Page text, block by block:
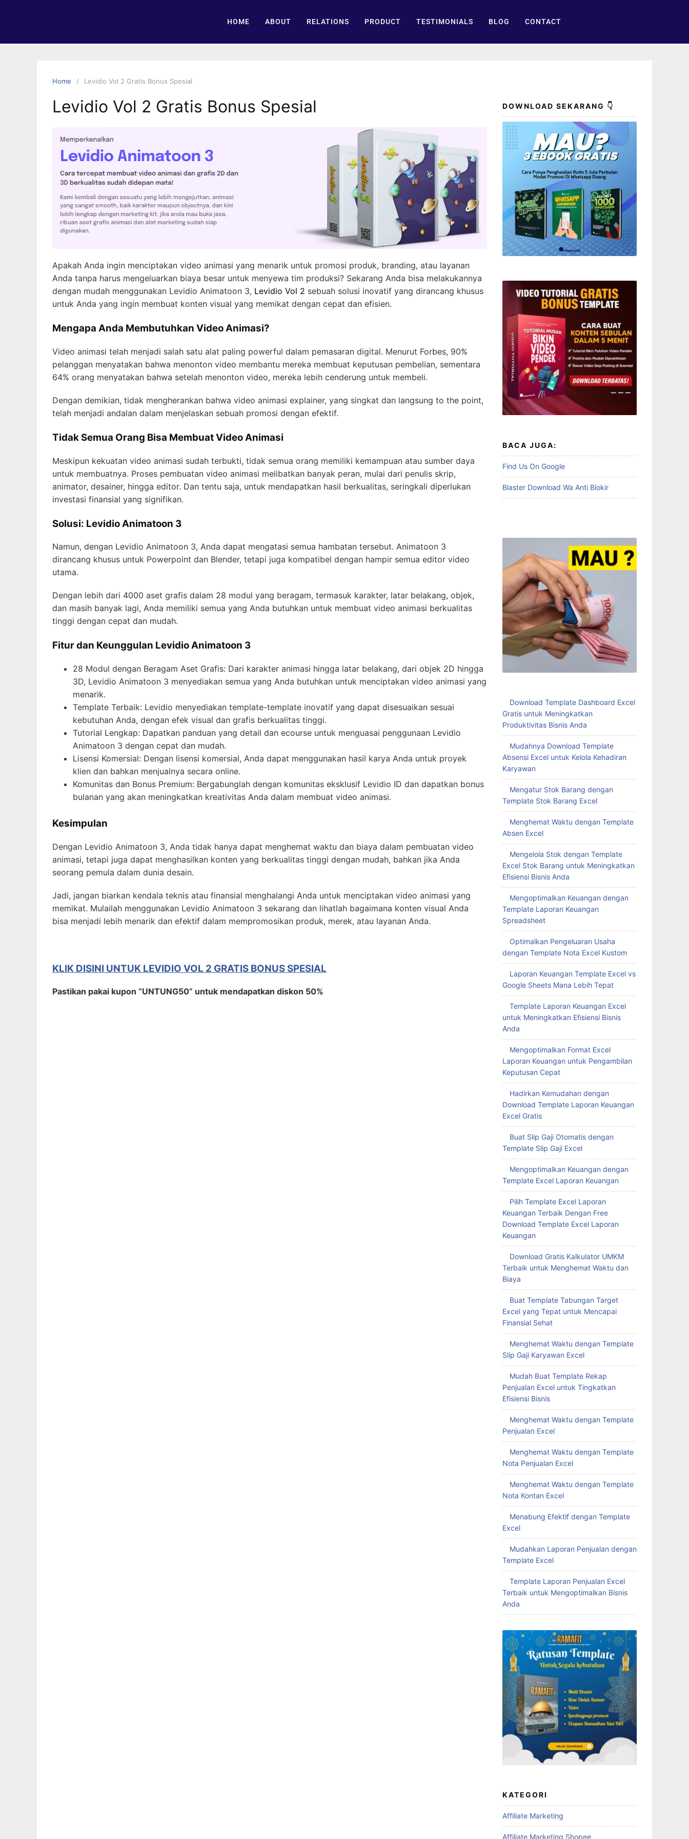
HOME ABOUT RELATIONS PRODUCT TESTIMONIALS BLOG CONTACT
Home Levidio Vol 2 Gratis Bonus Spesial
Levidio Vol 2 Gratis Bonus Spesial
Apakah Anda ingin menciptakan video animasi yang menarik untuk promosi produk, branding, atau layanan
Anda tanpa harus mengeluarkan biaya besar untuk menyewa tim produksi? Sekarang Anda bisa melakukannya
dengan mudah menggunakan Levidio Animatoon 3, Levidio Vol 2 sebuah solusi inovatif yang dirancang khusus
untuk Anda yang ingin membuat konten visual yang memikat dengan cepat dan efisien.
Mengapa Anda Membutuhkan Video Animasi?
Video animasi telah menjadi salah satu alat paling powerful dalam pemasaran digital. Menurut Forbes, 90%
pelanggan menyatakan bahwa menonton video membantu mereka membuat keputusan pembelian, sementara
64% orang menyatakan bahwa setelah menonton video, mereka lebih cenderung untuk membeli.
Dengan demikian, tidak mengherankan bahwa video animasi explainer, yang singkat dan langsung to the point,
telah menjadi andalan dalam menjelaskan sebuah promosi dengan efektif.
Tidak Semua Orang Bisa Membuat Video Animasi
Meskipun kekuatan video animasi sudah terbukti, tidak semua orang memiliki kemampuan atau sumber daya
untuk membuatnya. Proses pembuatan video animasi melibatkan banyak peran, mulai dari penulis skrip,
animator, desainer, hingga editor. Dan tentu saja, untuk mendapatkan hasil berkualitas, seringkali diperlukan
investasi finansial yang signifikan.
Solusi: Levidio Animatoon 3
Namun, dengan Levidio Animatoon 3, Anda dapat mengatasi semua hambatan tersebut. Animatoon 3
dirancang khusus untuk Powerpoint dan Blender, tetapi juga kompatibel dengan hampir semua editor video
utama.
Dengan lebih dari 4000 aset grafis dalam 28 modul yang beragam, termasuk karakter, latar belakang, objek,
dan masih banyak lagi, Anda memiliki semua yang Anda butuhkan untuk membuat video animasi berkualitas
tinggi dengan cepat dan mudah.
Fitur dan Keunggulan Levidio Animatoon 3
28 Modul dengan Beragam Aset Grafis: Dari karakter animasi hingga latar belakang, dari objek 2D hingga
3D, Levidio Animatoon 3 menyediakan semua yang Anda butuhkan untuk menciptakan video animasi yang
menarik.
Template Terbaik: Levidio menyediakan template-template inovatif yang dapat disesuaikan sesuai
kebutuhan Anda, dengan efek visual dan grafis berkualitas tinggi.
Tutorial Lengkap: Dapatkan panduan yang detail dan ecourse untuk menguasai penggunaan Levidio
Animatoon 3 dengan cepat dan mudah.
Lisensi Komersial: Dengan lisensi komersial, Anda dapat menggunakan hasil karya Anda untuk proyek
klien dan bahkan menjualnya secara online.
Komunitas dan Bonus Premium: Bergabunglah dengan komunitas eksklusif Levidio ID dan dapatkan bonus
bulanan yang akan meningkatkan kreativitas Anda dalam membuat video animasi.
Kesimpulan
Dengan Levidio Animatoon 3, Anda tidak hanya dapat menghemat waktu dan biaya dalam pembuatan video
animasi, tetapi juga dapat menghasilkan konten yang berkualitas tinggi dengan mudah, bahkan jika Anda
seorang pemula dalam dunia desain.
Jadi, jangan biarkan kendala teknis atau finansial menghalangi Anda untuk menciptakan video animasi yang
memikat. Mulailah menggunakan Levidio Animatoon 3 sekarang dan lihatlah bagaimana konten visual Anda
bisa menjadi lebih menarik dan efektif dalam mempromosikan produk, merek, atau layanan Anda.
KLIK DISINI UNTUK LEVIDIO VOL 2 GRATIS BONUS SPESIAL
Pastikan pakai kupon “UNTUNG50” untuk mendapatkan diskon 50%
DOWNLOAD SEKARANG 👇
BACA JUGA:
Find Us On Google
Blaster Download Wa Anti Blokir
Download Template Dashboard Excel
Gratis untuk Meningkatkan
Produktivitas Bisnis Anda
Mudahnya Download Template
Absensi Excel untuk Kelola Kehadiran
Karyawan
Mengatur Stok Barang dengan
Template Stok Barang Excel
Menghemat Waktu dengan Template
Absen Excel
Mengelola Stok dengan Template
Excel Stok Barang untuk Meningkatkan
Efisiensi Bisnis Anda
Mengoptimalkan Keuangan dengan
Template Laporan Keuangan
Spreadsheet
Optimalkan Pengeluaran Usaha
dengan Template Nota Excel Kustom
Laporan Keuangan Template Excel vs
Google Sheets Mana Lebih Tepat
Template Laporan Keuangan Excel
untuk Meningkatkan Efisiensi Bisnis
Anda
Mengoptimalkan Format Excel
Laporan Keuangan untuk Pengambilan
Keputusan Cepat
Hadirkan Kemudahan dengan
Download Template Laporan Keuangan
Excel Gratis
Buat Slip Gaji Otomatis dengan
Template Slip Gaji Excel
Mengoptimalkan Keuangan dengan
Template Excel Laporan Keuangan
Pilih Template Excel Laporan
Keuangan Terbaik Dengan Free
Download Template Excel Laporan
Keuangan
Download Gratis Kalkulator UMKM
Terbaik untuk Menghemat Waktu dan
Biaya
Buat Template Tabungan Target
Excel yang Tepat untuk Mencapai
Finansial Sehat
Menghemat Waktu dengan Template
Slip Gaji Karyawan Excel
Mudah Buat Template Rekap
Penjualan Excel untuk Tingkatkan
Efisiensi Bisnis
Menghemat Waktu dengan Template
Penjualan Excel
Menghemat Waktu dengan Template
Nota Penjualan Excel
Menghemat Waktu dengan Template
Nota Kontan Excel
Menabung Efektif dengan Template
Excel
Mudahkan Laporan Penjualan dengan
Template Excel
Template Laporan Penjualan Excel
Terbaik untuk Mengoptimalkan Bisnis
Anda
KATEGORI
Affiliate Marketing
Affiliate Marketing Shopee